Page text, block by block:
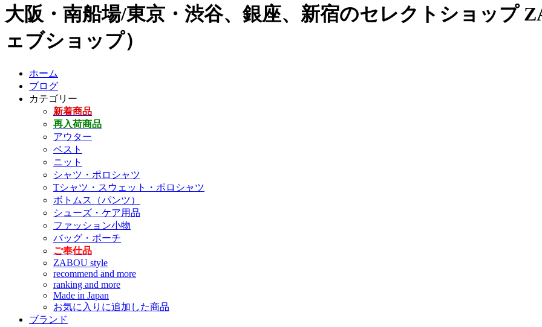
大阪・南船場/東京・渋谷、銀座、新宿のセレクトショップ
ェブショップ）
ホーム
ブログ
カテゴリー
新着商品
再入荷商品
アウター
ベスト
ニット
シャツ・ポロシャツ
Tシャツ・スウェット・ポロシャツ
ボトムス（パンツ）
シューズ・ケア用品
ファッション小物
バッグ・ポーチ
ご奉仕品
ZABOU style
recommend and more
ranking and more
Made in Japan
お気に入りに追加した商品
ブランド